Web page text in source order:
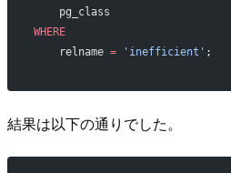
    pg_class
WHERE
    relname
= 'inefficient' ;
結果は以下の通りでした。